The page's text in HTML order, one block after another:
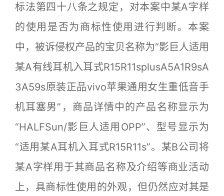
标法第四十八条之规定，对本案中某A字样
的使用是否为商标性使用进行判断。本案
中，被诉侵权产品的宝贝名称为“影巨人适用
某A有线耳机入耳式R15R11splusA5A1R9sA
3A59s原装正品vivo苹果通用女生重低音手
机耳塞男”，商品详情中的产品名称显示为
“HALFSun/影巨人适用OPP”、型号显示为
“适用某A耳机入耳式R15R11s”。某B公司将
某A字样用于其商品名称及介绍等商业活动
上，具商标性使用的外观，但仍然应对其是